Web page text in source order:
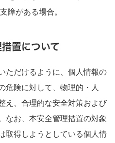
障がある場合。
置について
ただけるように、個人情報の
危険に対して、物理的・人
え、合理的な安全対策および
なお、本安全管理措置の対象
取得しようとしている個人情